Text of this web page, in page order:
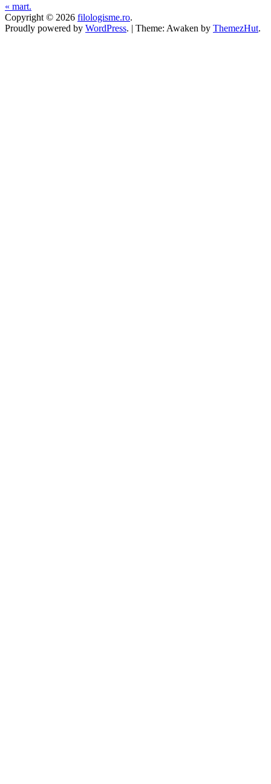
« mart.
Copyright © 2026 filologisme.ro.
Proudly powered by WordPress. | Theme: Awaken by ThemezHut.